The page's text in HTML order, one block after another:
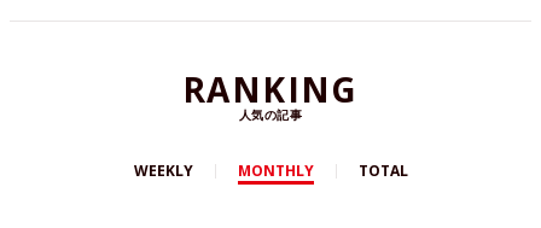
RANKING
人気の記事
WEEKLY MONTHLY TOTAL